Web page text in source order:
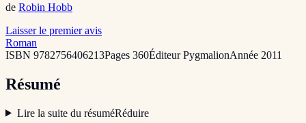
de Robin Hobb
Laisser le premier avis
Roman
ISBN 9782756406213Pages 360ÉditeurPygmalionAnnée 2011
Résumé
Lire la suite du résuméRéduire